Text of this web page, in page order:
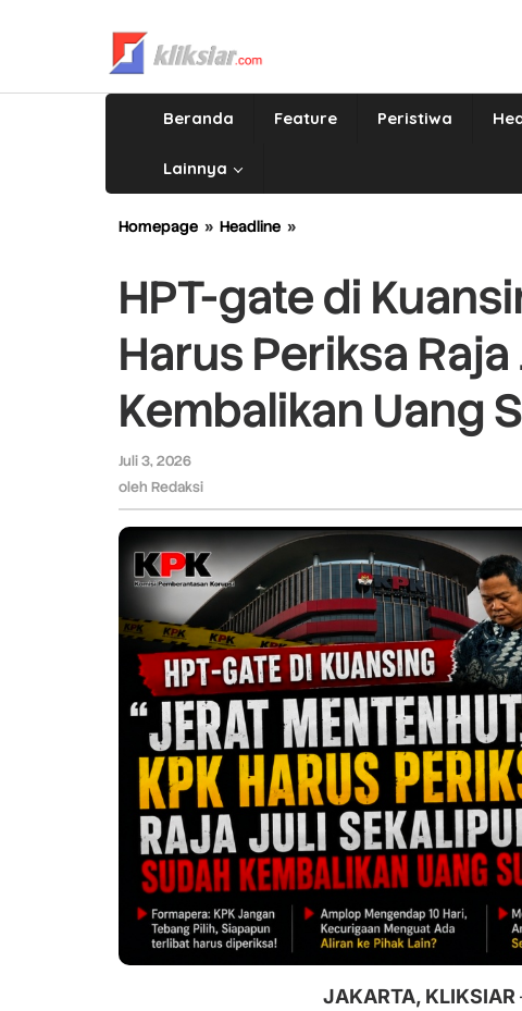
Beranda Feature Peristiwa
Lainnya
Homepage » Headline »
Kuansing
Jerat
Menhut,
"KPK
Periksa
Raja
Kembalikan
Uang
Suap"
HPT-gate di
Harus Periksa
Kembalikan Uang
Juli 3, 2026
Redaksi
oleh Redaksi
JAKARTA, KLIKSIAR